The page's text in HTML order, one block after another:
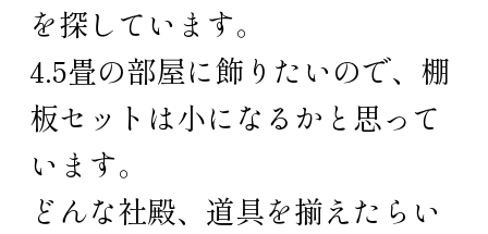
を探しています。
4.5畳の部屋に飾りたいので、棚
板セットは小になるかと思って
います。
どんな社殿、道具を揃えたらい